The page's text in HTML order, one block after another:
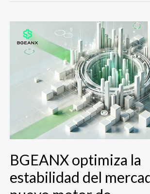
BGEANX optimiza la
estabilidad del
BGEANX
optimiza
mercado
nuevo
motor
emparejamiento
de
alto